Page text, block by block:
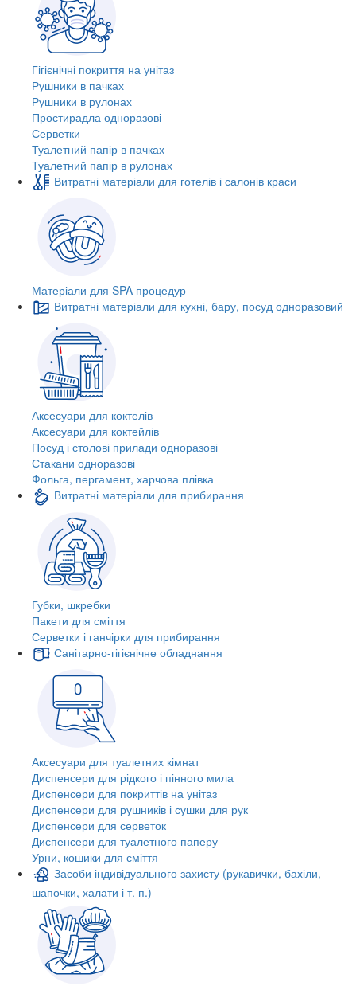
Гігієнічні покриття на унітаз
Рушники в пачках
Рушники в рулонах
Простирадла одноразові
Серветки
Туалетний папір в пачках
Туалетний папір в рулонах
Витратні матеріали для готелів і салонів краси
Матеріали для SPA процедур
Витратні матеріали для кухні, бару, посуд одноразовий
Аксесуари для коктелів
Аксесуари для коктейлів
Посуд і столові прилади одноразові
Стакани одноразові
Фольга, пергамент, харчова плівка
Витратні матеріали для прибирання
Губки, шкребки
Пакети для сміття
Серветки і ганчірки для прибирання
Санітарно-гігієнічне обладнання
Аксесуари для туалетних кімнат
Диспенсери для рідкого і пінного мила
Диспенсери для покриттів на унітаз
Диспенсери для рушників і сушки для рук
Диспенсери для серветок
Диспенсери для туалетного паперу
Урни, кошики для сміття
Засоби індивідуального захисту (рукавички, бахіли,
шапочки, халати і т. п.)